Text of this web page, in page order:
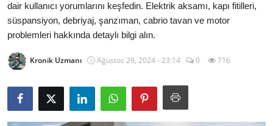
Trafik & Cezalar
Sigorta & Kasko
Vergi & ÖTV & MTV
Muayene & Ruhsat
Sorgulamalar
dair kullanıcı yorumlarını keşfedin. Elektrik aksamı, kapı fitilleri,
süspansiyon, debriyaj, şanzıman, cabrio tavan ve motor
problemleri hakkında detaylı bilgi alın.
Kronik Uzmanı Ağustos 29, 2024 - 23:14 0 716